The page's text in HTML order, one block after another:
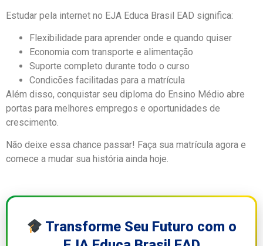
Estudar pela internet no EJA Educa Brasil EAD significa:
Flexibilidade para aprender onde e quando quiser
Economia com transporte e alimentação
Suporte completo durante todo o curso
Condicões facilitadas para a matrícula
Além disso, conquistar seu diploma do Ensino Médio abre
portas para melhores empregos e oportunidades de
crescimento.
Não deixe essa chance passar! Faça sua matrícula agora e
comece a mudar sua história ainda hoje.
Transforme Seu Futuro com o